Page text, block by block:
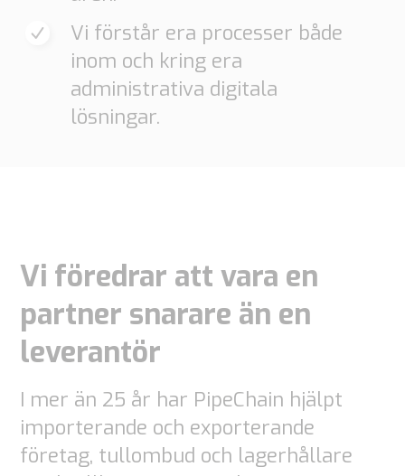
Vi förstår era processer både
inom och kring era
administrativa digitala
lösningar.
Vi föredrar att vara en
partner snarare än en
leverantör
I mer än 25 år har PipeChain hjälpt
importerande och exporterande
företag, tullombud och lagerhållare